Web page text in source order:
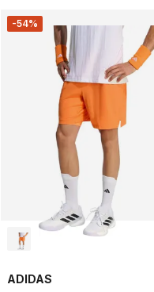
-54%
ADIDAS